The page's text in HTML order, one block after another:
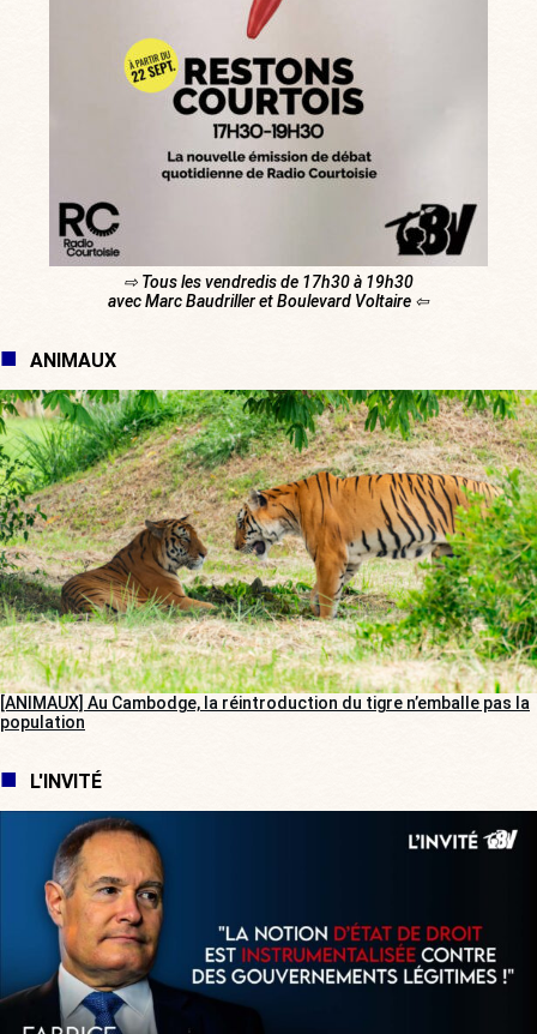
⇨ Tous les vendredis de 17h30 à 19h30
avec Marc Baudriller et Boulevard Voltaire ⇦
ANIMAUX
[ANIMAUX] Au Cambodge, la réintroduction du tigre n’emballe pas la
population
L'INVITÉ